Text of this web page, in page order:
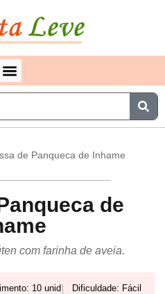
de Panqueca de Inhame
de
com farinha de aveia.
10 unid Dificuldade: Fácil